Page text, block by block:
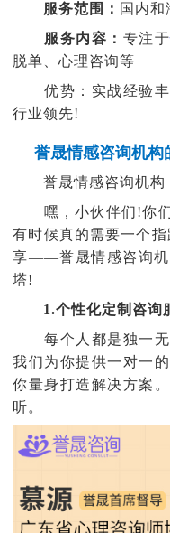
服务范围： 国内和
服务内容： 专注于
脱单、心理咨询等
优势：实战经验丰
行业领先!
誉晟情感咨询机构
誉晟情感咨询机构
嘿，小伙伴们!你们
有时候真的需要一个
享——誉晟情感咨询机
塔!
1.个性化定制咨询
每个人都是独一无
我们为你提供一对一
你量身打造解决方案
听。